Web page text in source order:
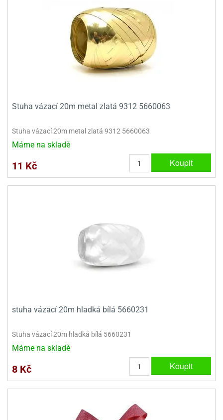
Stuha vázací 20m metal zlatá 9312 5660063
Stuha vázací 20m metal zlatá 9312 5660063
Máme na skladě
11 Kč Koupit
stuha vázací 20m hladká bílá 5660231
Stuha vázací 20m hladká bílá 5660231
Máme na skladě
8 Kč Koupit